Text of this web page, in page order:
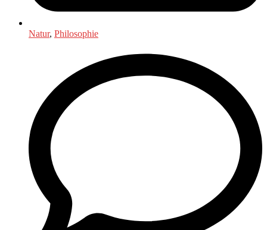
Natur, Philosophie